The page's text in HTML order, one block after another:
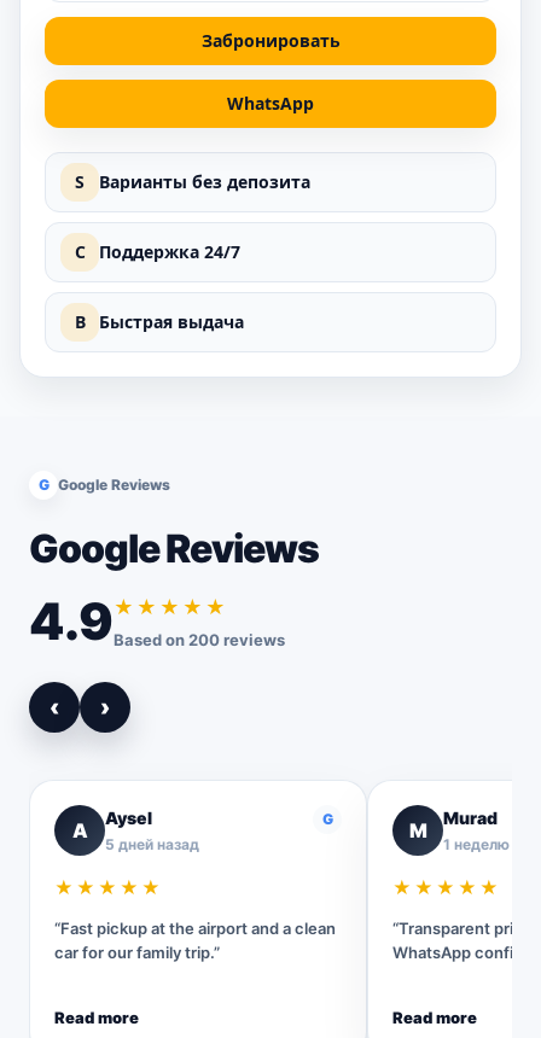
Забронировать
WhatsApp
S Варианты без депозита
C Поддержка 24/7
B Быстрая выдача
G Google Reviews
Google Reviews
4.9★★★★★
Based on 200 reviews
‹ ›
A
Aysel
5 дней назад
G
★★★★★
“Fast pickup at the airport and a clean
car for our family trip.”
Read more
M
Murad
1 неделю
★★★★★
“Transparent
WhatsApp
Read more